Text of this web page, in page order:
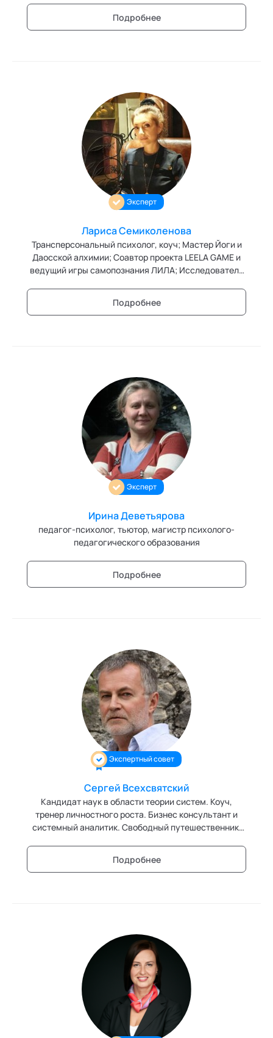
Подробнее
Эксперт
Лариса Семиколенова
Трансперсональный психолог, коуч; Мастер Йоги и
Даосской алхимии; Соавтор проекта LEELA GAME и
ведущий игры самопознания ЛИЛА; Исследователь
практик, писатель.
Подробнее
Эксперт
Ирина Деветьярова
педагог-психолог, тьютор, магистр психолого-
педагогического образования
Подробнее
Экспертный совет
Сергей Всехсвятский
Кандидат наук в области теории систем. Коуч,
тренер личностного роста. Бизнес консультант и
системный аналитик. Свободный путешественник,
людьми. Член высшего экспертного совета кафедры
"Трансперсональная психология" Академии
Подробнее